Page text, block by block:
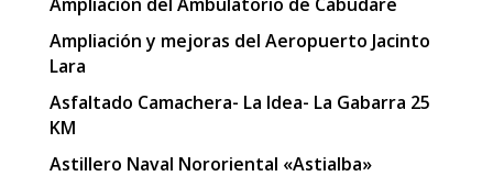
Ampliación y mejoras del Aeropuerto Jacinto
Lara
Asfaltado Camachera- La Idea- La Gabarra 25
KM
Astillero Naval Nororiental «Astialba»